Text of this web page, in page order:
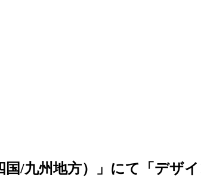
/九州地方）」にて「デザ